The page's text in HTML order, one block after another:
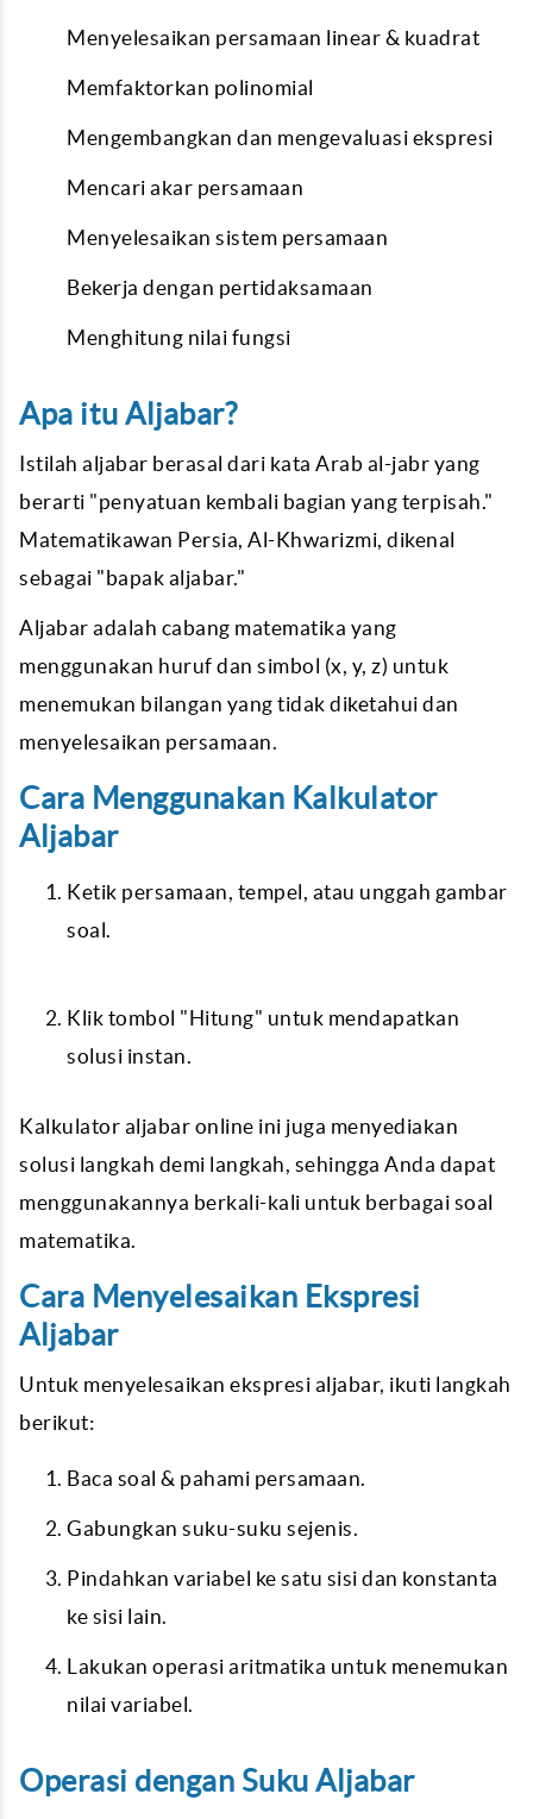
Menyelesaikan persamaan linear & kuadrat
Memfaktorkan polinomial
Mengembangkan dan mengevaluasi ekspresi
Mencari akar persamaan
Menyelesaikan sistem persamaan
Bekerja dengan pertidaksamaan
Menghitung nilai fungsi
Apa itu Aljabar?
Istilah aljabar berasal dari kata Arab al-jabr yang
berarti "penyatuan kembali bagian yang terpisah."
Matematikawan Persia, Al-Khwarizmi, dikenal
sebagai "bapak aljabar."
Aljabar adalah cabang matematika yang
menggunakan huruf dan simbol (x, y, z) untuk
menemukan bilangan yang tidak diketahui dan
menyelesaikan persamaan.
Cara Menggunakan Kalkulator
Aljabar
Ketik persamaan, tempel, atau unggah gambar
soal.
Klik tombol "Hitung" untuk mendapatkan
solusi instan.
Kalkulator aljabar online ini juga menyediakan
solusi langkah demi langkah, sehingga Anda dapat
menggunakannya berkali-kali untuk berbagai soal
matematika.
Cara Menyelesaikan Ekspresi
Aljabar
Untuk menyelesaikan ekspresi aljabar, ikuti langkah
berikut:
Baca soal & pahami persamaan.
Gabungkan suku-suku sejenis.
Pindahkan variabel ke satu sisi dan konstanta
ke sisi lain.
Lakukan operasi aritmatika untuk menemukan
nilai variabel.
Operasi dengan Suku Aljabar